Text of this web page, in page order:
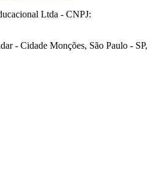
Ltda - CNPJ:
- Cidade Monções, São Paulo - SP,